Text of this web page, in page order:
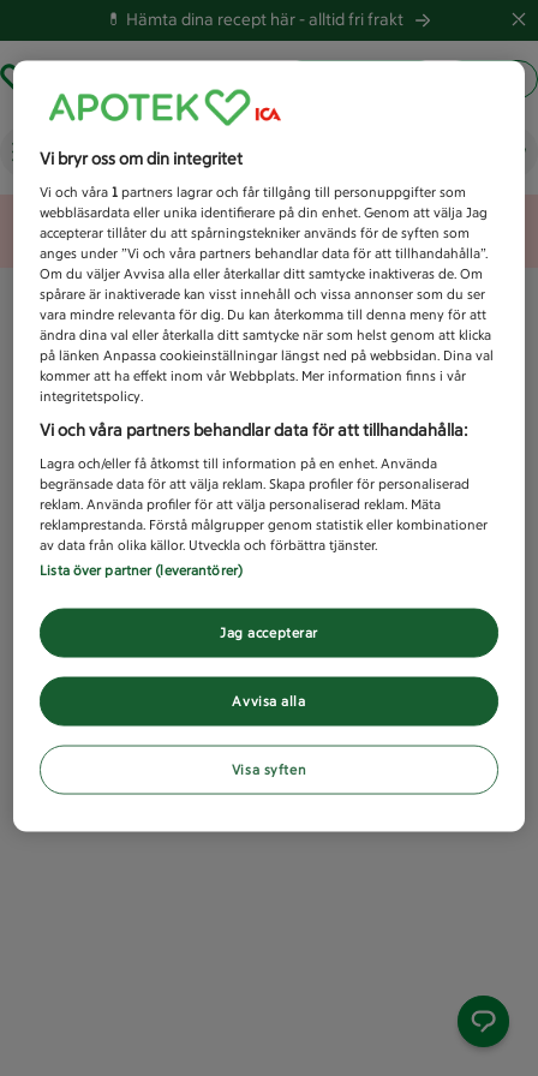
💊 Hämta dina recept här -alltid fri frakt
Vad letar du efter idag?
Unknown error
Vi bryr oss om din integritet
Vi och våra1 partners lagrar och får tillgång till personuppgifter som
webbläsardata eller unika identifierare på din enhet. Genom att välja Jag
accepterar tillåter du att spårningstekniker används för de syften som
anges under ”Vi och våra partners behandlar data för att tillhandahålla”.
Om du väljer Avvisa alla eller återkallar ditt samtycke inaktiveras de. Om
spårare är inaktiverade kan visst innehåll och vissa annonser som du ser
vara mindre relevanta för dig. Du kan återkomma till denna meny för att
ändra dina val eller återkalla ditt samtycke när som helst genom att klicka
på länken Anpassa cookieinställningar längst ned på webbsidan. Dina val
kommer att ha effekt inom vår Webbplats. Mer information finns i vår
integritetspolicy.
Vi och våra partners behandlar data för att tillhandahålla:
Lagra och/eller få åtkomst till information på en enhet. Använda
begränsade data för att välja reklam. Skapa profiler för personaliserad
reklam. Använda profiler för att välja personaliserad reklam. Mäta
reklamprestanda. Förstå målgrupper genom statistik eller kombinationer
av data från olika källor. Utveckla och förbättra tjänster.
Lista över partner (leverantörer)
Avvisa alla
Jag accepterar
Visa syften